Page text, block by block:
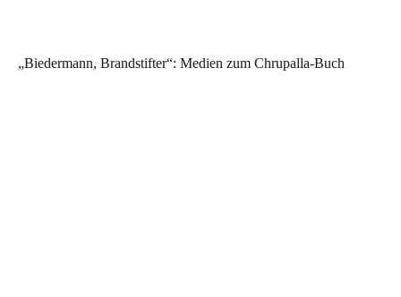
„Biedermann, Brandstifter“: Medien zum Chrupalla-Buch